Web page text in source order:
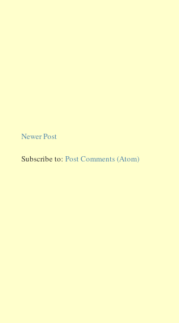
Newer Post
Subscribe to:Post Comments (Atom)